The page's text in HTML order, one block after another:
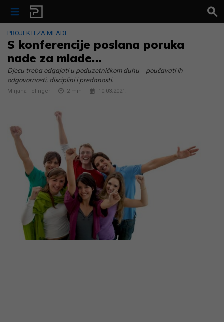
Skip to content
PROJEKTI ZA MLADE
S konferencije poslana poruka
nade za mlade…
Djecu treba odgajati u poduzetničkom duhu – poučavati ih
odgovornosti, disciplini i predanosti.
Mirjana Felinger 2 min 10.03.2021.